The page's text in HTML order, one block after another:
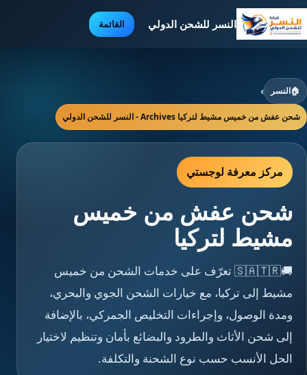
النسر للشحن الدولي القائمة
🏠النسر ›
شحن عفش من خميس مشيط لتركيا Archives - النسر للشحن الدولي
مركز معرفة لوجستي
شحن عفش من خميس
مشيط لتركيا
🚚🇸🇦🇹🇷 تعرّف على خدمات الشحن من خميس
مشيط إلى تركيا، مع خيارات الشحن الجوي والبحري،
ومدة الوصول، وإجراءات التخليص الجمركي، بالإضافة
إلى شحن الأثاث والطرود والبضائع بأمان وتنظيم لاختيار
الحل الأنسب حسب نوع الشحنة والتكلفة.